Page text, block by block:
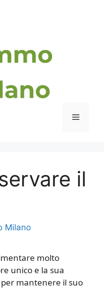
Menu
il
Milano
molto
unico e la sua
mantenere il suo